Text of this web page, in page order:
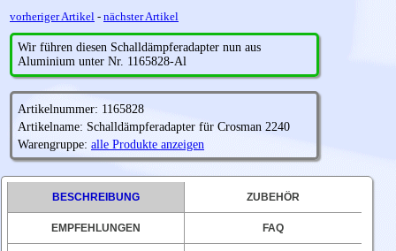
vorheriger Artikel - nächster Artikel
Wir führen diesen Schalldämpferadapter nun aus
Aluminium unter Nr. 1165828-Al
Artikelnummer: 1165828
Artikelname: Schalldämpferadapter für Crosman 2240
Warengruppe: alle Produkte anzeigen
BESCHREIBUNG ZUBEHÖR
EMPFEHLUNGEN FAQ